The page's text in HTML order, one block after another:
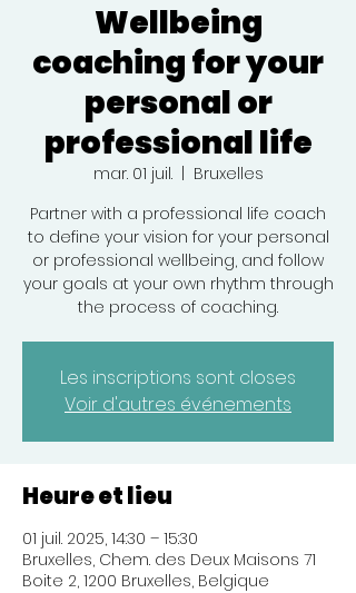
Wellbeing
coaching for your
personal or
professional life
mar. 01 juil.
  |
Bruxelles
Partner with a professional life coach
to define your vision for your personal
or professional wellbeing, and follow
your goals at your own rhythm through
the process of coaching.
Les inscriptions sont closes
Voir d'autres événements
Heure et lieu
01 juil. 2025, 14:30 – 15:30
Bruxelles, Chem. des Deux Maisons 71
Boite 2, 1200 Bruxelles, Belgique